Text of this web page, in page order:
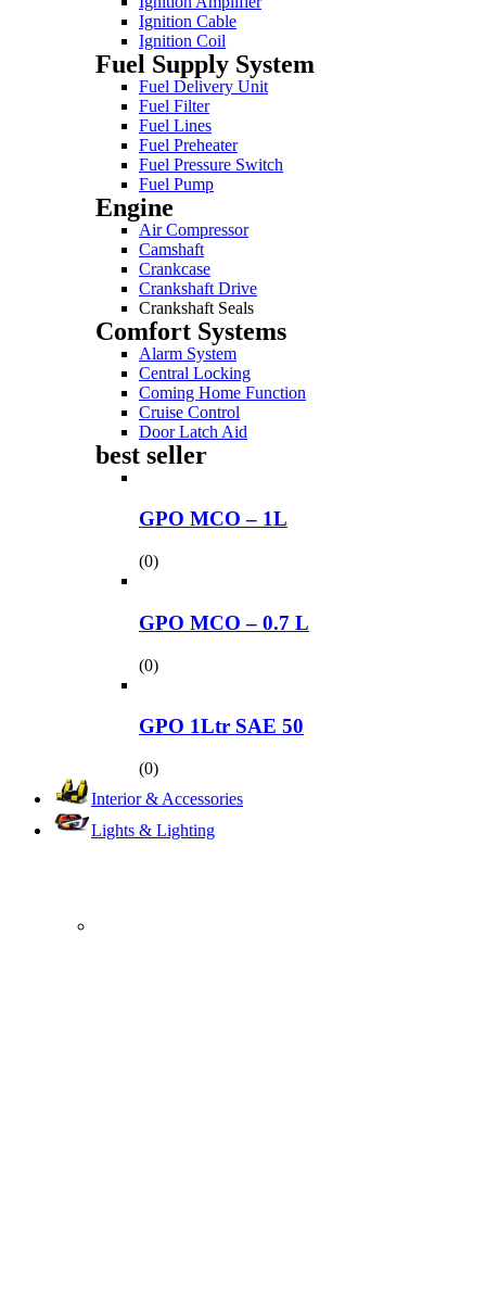
Ignition Cable
Ignition Coil
Fuel Supply System
Fuel Delivery Unit
Fuel Filter
Fuel Lines
Fuel Preheater
Fuel Pressure Switch
Fuel Pump
Engine
Air Compressor
Camshaft
Crankcase
Crankshaft Drive
Crankshaft Seals
Comfort Systems
Alarm System
Central Locking
Coming Home Function
Cruise Control
Door Latch Aid
best seller
GPO MCO – 1L
(0)
GPO MCO – 0.7 L
(0)
GPO 1Ltr SAE 50
(0)
Interior & Accessories
Lights & Lighting